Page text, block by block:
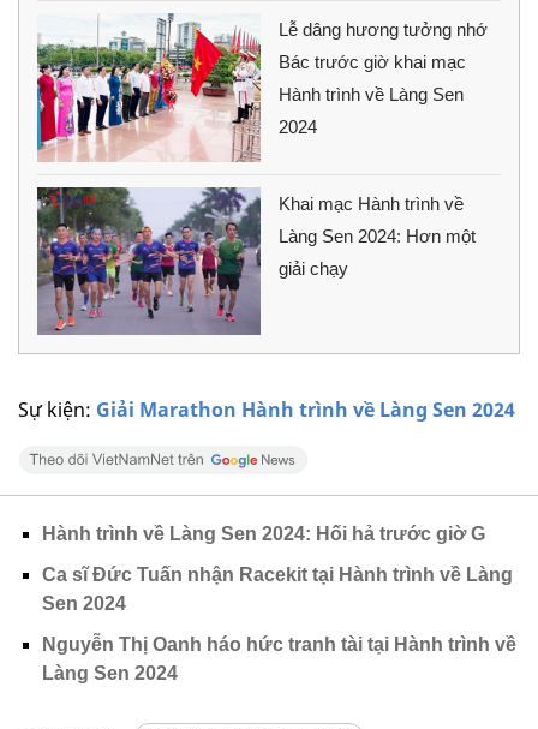
Sự kiện: Giải Marathon Hành trình về Làng Sen 2024
Lễ dâng hương tưởng nhớ
Bác trước giờ khai mạc
Hành trình về Làng Sen
2024
Khai mạc Hành trình về
Làng Sen 2024: Hơn một
giải chạy
Hành trình về Làng Sen 2024: Hối hả trước giờ G
Ca sĩ Đức Tuấn nhận Racekit tại Hành trình về Làng
Sen 2024
Nguyễn Thị Oanh háo hức tranh tài tại Hành trình về
Làng Sen 2024